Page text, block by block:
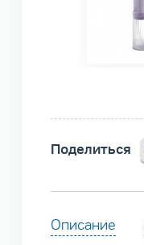
Поделиться
Описание